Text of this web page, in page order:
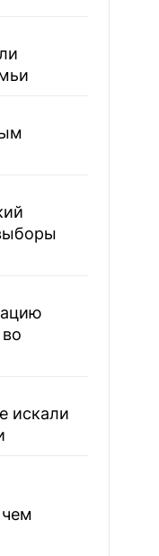
искали